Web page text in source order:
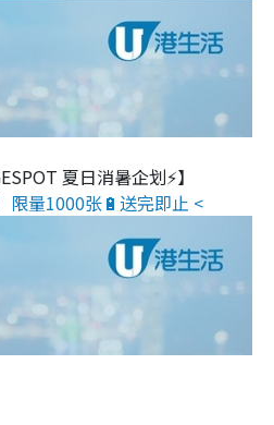
夏日消暑企划⚡】
限量1000张🔋送完即止 <